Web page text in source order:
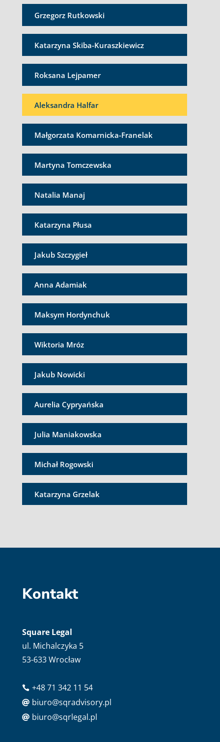
Grzegorz Rutkowski
Katarzyna Skiba-Kuraszkiewicz
Roksana Lejpamer
Aleksandra Halfar
Małgorzata Komarnicka-Franelak
Martyna Tomczewska
Natalia Manaj
Katarzyna Płusa
Jakub Szczygieł
Anna Adamiak
Maksym Hordynchuk
Wiktoria Mróz
Jakub Nowicki
Aurelia Cypryańska
Julia Maniakowska
Michał Rogowski
Katarzyna Grzelak
Kontakt
Square Legal
ul. Michalczyka 5
53-633 Wrocław
 +48 71 342 11 54
 biuro@sqradvisory.pl
 biuro@sqrlegal.pl